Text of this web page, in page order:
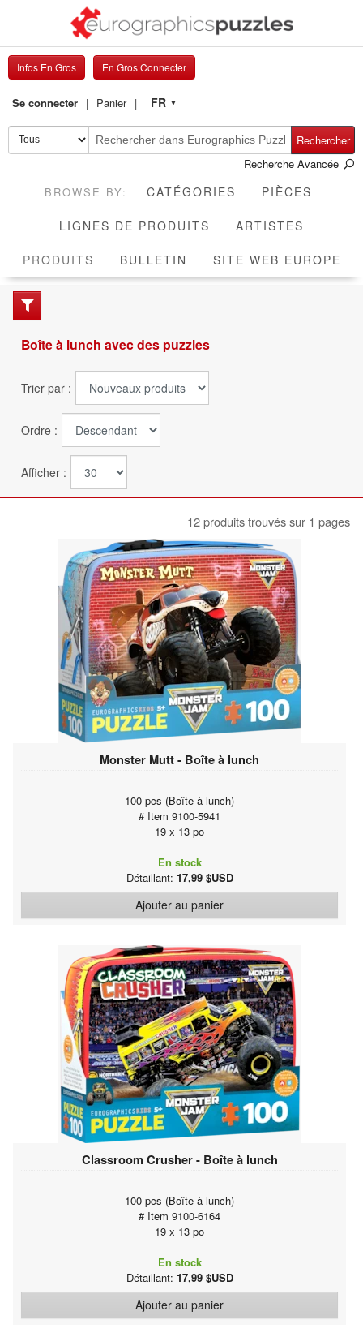
Infos En Gros En Gros Connecter
Se connecter Panier FR ▼
Rechercher
Recherche Avancée
CATÉGORIES PIÈCES
LIGNES DE PRODUITS ARTISTES
PRODUITS ACTIVEBULLETIN SITE WEB EUROPE
Boîte à lunch avec des puzzles
Trier par :
Ordre :
Afficher :
12 produits trouvés sur 1 pages
Monster Mutt - Boîte à lunch
100 pcs (Boîte à lunch)
# Item 9100-5941
19 x 13 po
En stock
Détaillant: 17,99 $USD
Ajouter au panier
Classroom Crusher - Boîte à lunch
100 pcs (Boîte à lunch)
# Item 9100-6164
19 x 13 po
En stock
Détaillant: 17,99 $USD
Ajouter au panier